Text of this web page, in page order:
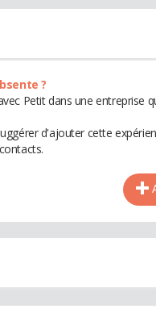
?
Petit dans une entreprise
d'ajouter cette